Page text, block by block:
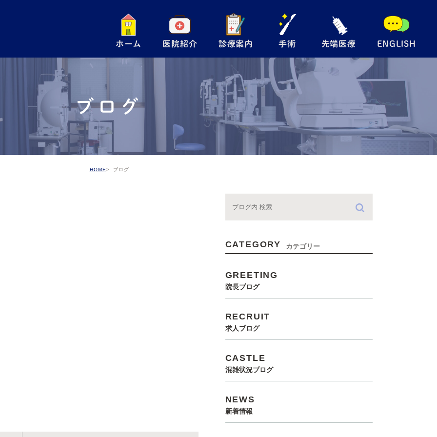
ホーム 医院紹介 診療案内
小児眼科
手術
アレルギー検査
予防接種
手術
手術内容について
翼状片手術
眼瞼下垂手術
硝子体注射
緑内障レーザー
（SLT）
先端医療
自由診療
メディカルサプリ
ENGLISH
ブログ
HOME ブログ
CATEGORY カテゴリー
GREETING
院長ブログ
RECRUIT
求人ブログ
CASTLE
混雑状況ブログ
NEWS
新着情報